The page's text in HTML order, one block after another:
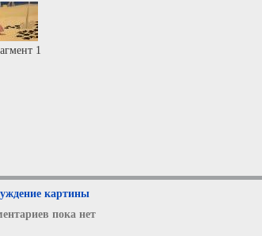
1
картины
пока нет